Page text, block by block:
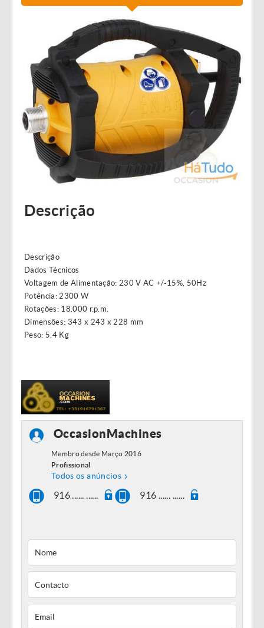
Descrição
Descrição
Dados Técnicos
Voltagem de Alimentação: 230 V AC +/-15%, 50Hz
Potência: 2300 W
Rotações: 18.000 r.p.m.
Dimensões: 343 x 243 x 228 mm
Peso: 5,4 Kg
OccasionMachines
Membro desde Março 2016
Profissional
Todos os anúncios
916 ...... ...... 916 ...... ......